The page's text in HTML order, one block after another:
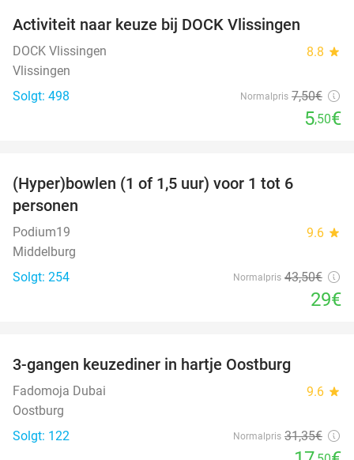
Activiteit naar keuze bij DOCK Vlissingen
DOCK Vlissingen 8.8 star
Vlissingen
Solgt: 498
Normalpris 7,50€
5,50€
(Hyper)bowlen (1 of 1,5 uur) voor 1 tot 6
personen
Podium19 9.6 star
Middelburg
Solgt: 254
Normalpris 43,50€
29€
3-gangen keuzediner in hartje Oostburg
Fadomoja Dubai 9.6 star
Oostburg
Solgt: 122
Normalpris 31,35€